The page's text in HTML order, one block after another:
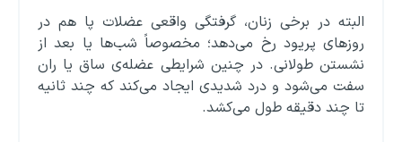
البته در برخی زنان، گرفتگی واقعی عضلات پا هم در
روزهای پریود رخ می‌دهد؛ مخصوصاً شب‌ها یا بعد از
نشستن طولانی. در چنین شرایطی عضله‌ی ساق یا ران
سفت می‌شود و درد شدیدی ایجاد می‌کند که چند ثانیه
تا چند دقیقه طول می‌کشد.